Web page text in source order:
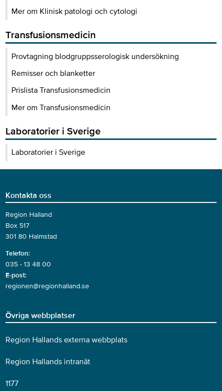
Mer om Klinisk patologi och cytologi
Transfusionsmedicin
Provtagning blodgruppsserologisk undersökning
Remisser och blanketter
Prislista Transfusionsmedicin
Mer om Transfusionsmedicin
Laboratorier i Sverige
Laboratorier i Sverige
Kontakta oss
Region Halland
Box 517
301 80 Halmstad
Telefon:
035 - 13 48 00
E-post:
regionen@regionhalland.se
Övriga webbplatser
Region Hallands externa webbplats
Region Hallands intranät
1177